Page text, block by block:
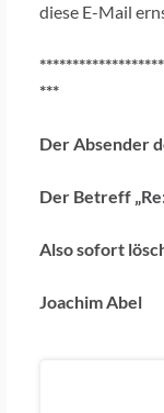
diese E-Mail
***
Der Absender
Der Betreff
Also sofort
Joachim Abel